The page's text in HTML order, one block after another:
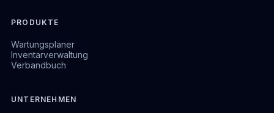
PRODUKTE
Wartungsplaner
Inventarverwaltung
Verbandbuch
UNTERNEHMEN